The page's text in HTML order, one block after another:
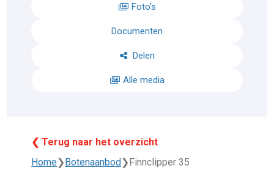
Foto's
Documenten
Delen
Alle media
❮ Terug naar het overzicht
Home❯ Botenaanbod ❯ Finnclipper 35